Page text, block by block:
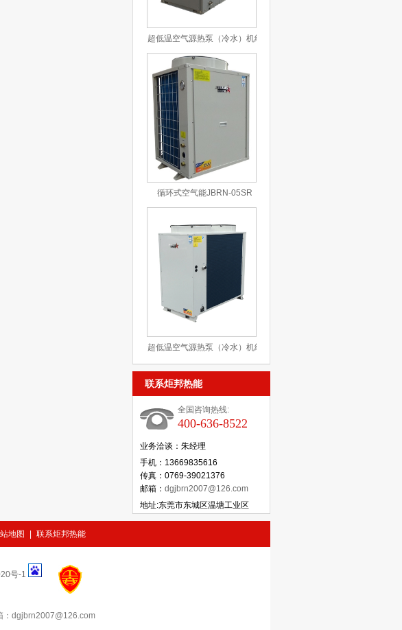
超低温空气源热泵（冷水）机组
JBRN-15DW/L
循环式空气能JBRN-05SR
超低温空气源热泵（冷水）机组
联系炬邦热能
全国咨询热线:
400-636-8522
业务洽谈：朱经理
手机：13669835616
传真：0769-39021376
邮箱： dgjbrn2007@126.com
地址:东莞市东城区温塘工业区
地图 联系炬邦热能
号-1
dgjbrn2007@126.com